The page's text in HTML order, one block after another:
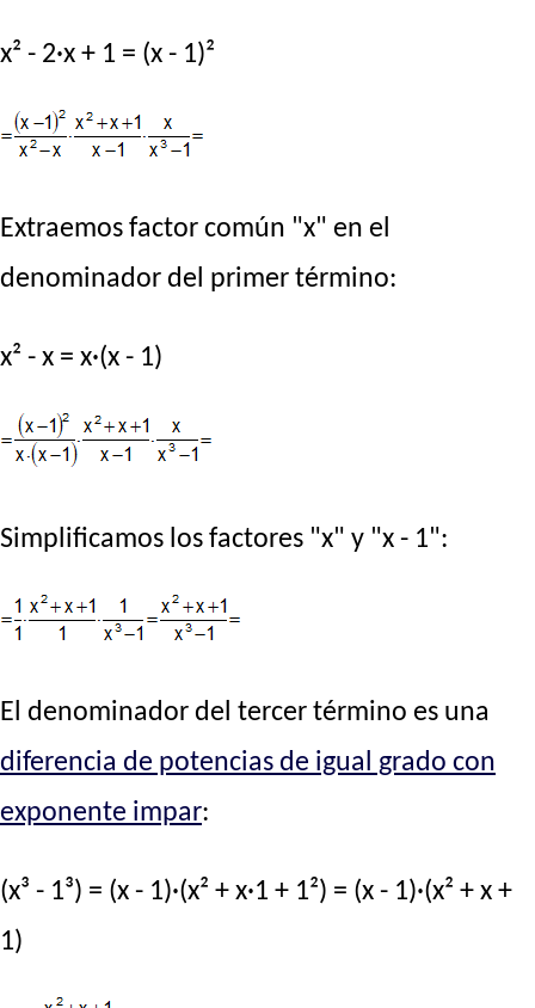
x² - 2·x + 1 = (x - 1)²
Extraemos factor común "x" en el
denominador del primer término:
x² - x = x·(x - 1)
Simplificamos los factores "x" y "x - 1":
El denominador del tercer término es una
diferencia de potencias de igual grado con
exponente impar:
(x³ - 1³) = (x - 1)·(x² + x·1 + 1²) = (x - 1)·(x² + x +
1)